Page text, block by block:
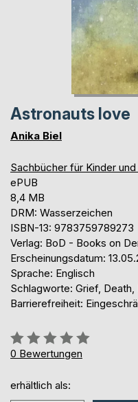
Astronauts love
Anika Biel
Sachbücher für Kinder
ePUB
8,4 MB
DRM: Wasserzeichen
ISBN-13: 9783759789273
Verlag: BoD - Books on
Erscheinungsdatum:
Sprache: Englisch
Schlagworte: Grief,
Barrierefreiheit:
Bewertung::
0%
0 Bewertungen
erhältlich als: